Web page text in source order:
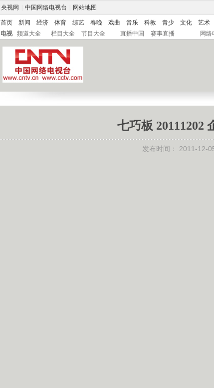
央视网 中国网络电视台 网站地图
首页 新闻 经济 体育 综艺 春晚 戏曲 音乐 科教 青少 文化 艺术
电视
频道大全 栏目大全 节目大全 直播中国 赛事直播 网络
七巧板 20111202
发布时间： 2011-12-